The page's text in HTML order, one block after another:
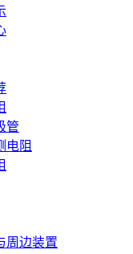
管
电阻
周边装置